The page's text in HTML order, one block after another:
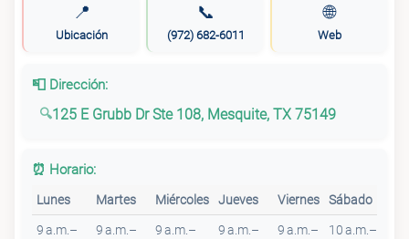
📍
Ubicación
📞
(972) 682-6011
🌐
Web
📮 Dirección:
125 E Grubb Dr Ste 108, Mesquite, TX 75149
⏰ Horario:
Lunes Martes Miércoles Jueves Viernes Sábado
9 a.m.–
9 a.m.–
9 a.m.–
9 a.m.–
9 a.m.–
10 a.m.–